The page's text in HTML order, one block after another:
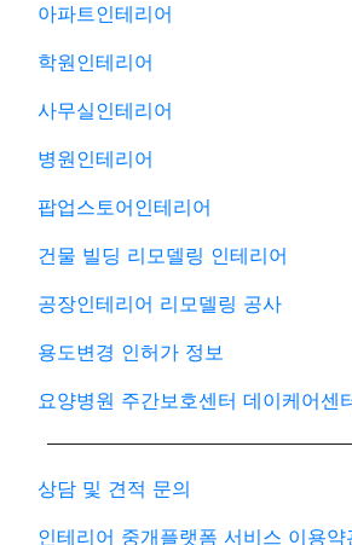
아파트인테리어
학원인테리어
사무실인테리어
병원인테리어
팝업스토어인테리어
건물 빌딩 리모델링 인테리어
공장인테리어 리모델링 공사
용도변경 인허가 정보
요양병원 주간보호센터 데이케어센
상담 및 견적 문의
인테리어 중개플랫폼 서비스 이용약